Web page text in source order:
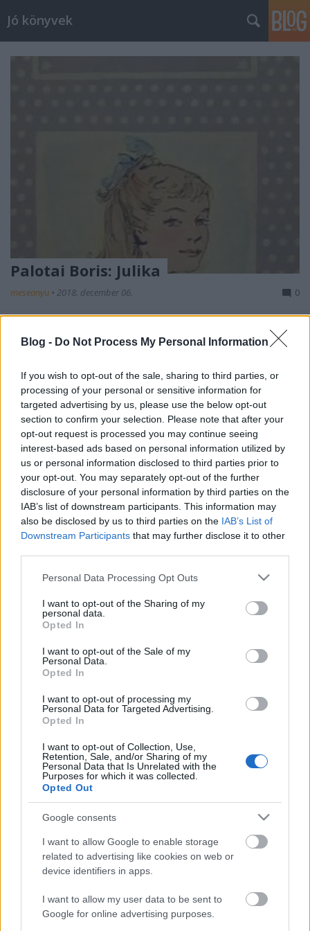
Blog - Do Not Process My Personal Information
If you wish to opt-out of the sale, sharing to third parties, or
processing of your personal or sensitive information for
targeted advertising by us, please use the below opt-out
section to confirm your selection. Please note that after your
opt-out request is processed you may continue seeing
interest-based ads based on personal information utilized by
us or personal information disclosed to third parties prior to
your opt-out. You may separately opt-out of the further
disclosure of your personal information by third parties on the
IAB’s list of downstream participants. This information may
also be disclosed by us to third parties on the IAB’s List of
Downstream Participants that may further disclose it to other
Please note that this website/app uses one or more Google
not limited to your visit or usage behaviour. You may click to
grant or deny consent to Google and its third-party tags to
use your data for below specified purposes in below Google
consent section.
Personal Data Processing Opt Outs
I want to opt-out of the Sharing of my
personal data.
Opted In
I want to opt-out of the Sale of my
Personal Data.
Opted In
I want to opt-out of processing my
Personal Data for Targeted Advertising.
Opted In
I want to opt-out of Collection, Use,
Retention, Sale, and/or Sharing of my
Personal Data that Is Unrelated with the
Purposes for which it was collected.
Opted Out
Google consents
I want to allow Google to enable storage
related to advertising like cookies on web or
device identifiers in apps.
I want to allow my user data to be sent to
Google for online advertising purposes.
Jó könyvek
Palotai Boris: Julika
meseanyu • 2018. december 06. 0
A MolyMazsolázó össszeállítása közben akadtam
erre a könyvre, és bár nem vagyok egy nagy
tőle, de az nem tetszett), valahogy elkezdett
érdekelni Julika története, és rá is kerestem a
könyvtárban, de láttam, hogy nincs meg nekik. Nem
volt szándékomban…
Gyerekkönyvekről röviden 11.
Igaz Dórának eddig négy kötete jelent meg a Pagony
Most én olvasok! sorozatában, az első két kötetben
elsősök, a második két kötetben már másodikosok a
bések. Én kettőt olvastam, a másodikat és most a
harmadikat, és mondhatom, remek kis történetek, a
legjobbak az első olvasóknak valók közül.…